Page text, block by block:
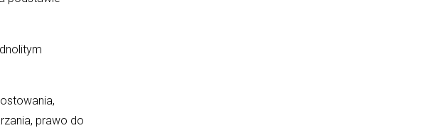
prawo do